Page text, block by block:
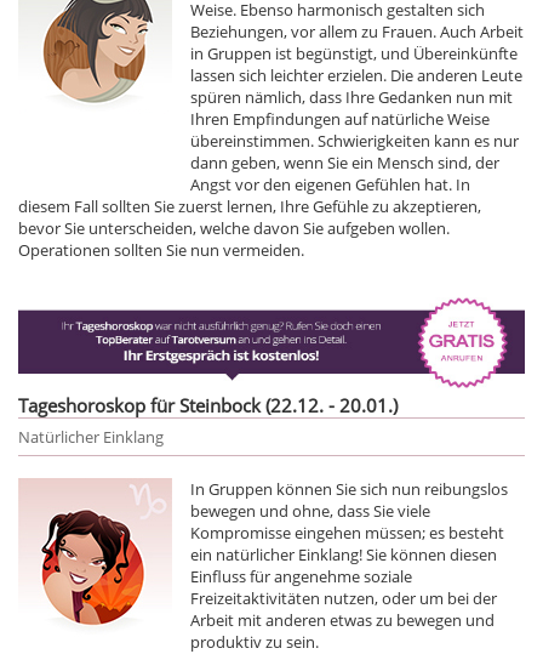
Weise. Ebenso harmonisch gestalten sich
Beziehungen, vor allem zu Frauen. Auch Arbeit
in Gruppen ist begünstigt, und Übereinkünfte
lassen sich leichter erzielen. Die anderen Leute
spüren nämlich, dass Ihre Gedanken nun mit
Ihren Empfindungen auf natürliche Weise
übereinstimmen. Schwierigkeiten kann es nur
dann geben, wenn Sie ein Mensch sind, der
Angst vor den eigenen Gefühlen hat. In
diesem Fall sollten Sie zuerst lernen, Ihre Gefühle zu akzeptieren,
bevor Sie unterscheiden, welche davon Sie aufgeben wollen.
Operationen sollten Sie nun vermeiden.
Tageshoroskop für Steinbock (22.12. - 20.01.)
Natürlicher Einklang
In Gruppen können Sie sich nun reibungslos
bewegen und ohne, dass Sie viele
Kompromisse eingehen müssen; es besteht
ein natürlicher Einklang! Sie können diesen
Einfluss für angenehme soziale
Freizeitaktivitäten nutzen, oder um bei der
Arbeit mit anderen etwas zu bewegen und
produktiv zu sein.